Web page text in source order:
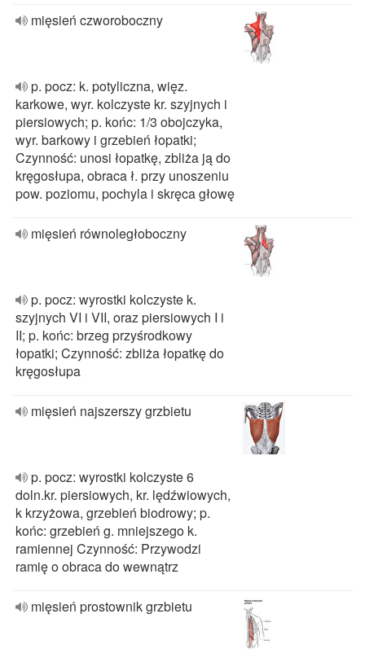
mięsień czworoboczny
p. pocz: k. potyliczna, więz.
karkowe, wyr. kolczyste kr. szyjnych i
piersiowych; p. końc: 1/3 obojczyka,
wyr. barkowy i grzebień łopatki;
Czynność: unosi łopatkę, zbliża ją do
kręgosłupa, obraca ł. przy unoszeniu
pow. poziomu, pochyla i skręca głowę
mięsień równoległoboczny
p. pocz: wyrostki kolczyste k.
szyjnych VI i VII, oraz piersiowych I i
II; p. końc: brzeg przyśrodkowy
łopatki; Czynność: zbliża łopatkę do
kręgosłupa
mięsień najszerszy grzbietu
p. pocz: wyrostki kolczyste 6
doln.kr. piersiowych, kr. lędźwiowych,
k krzyżowa, grzebień biodrowy; p.
końc: grzebień g. mniejszego k.
ramiennej Czynność: Przywodzi
ramię o obraca do wewnątrz
mięsień prostownik grzbietu